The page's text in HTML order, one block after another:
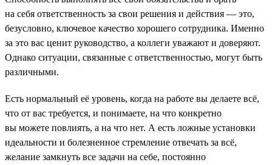
на себя ответственность за свои решения и действия — это,
безусловно, ключевое качество хорошего сотрудника. Именно
за это вас ценит руководство, а коллеги уважают и доверяют.
Однако ситуации, связанные с ответственностью, могут быть
различными.
Есть нормальный её уровень, когда на работе вы делаете всё,
что от вас требуется, и понимаете, на что конкретно
вы можете повлиять, а на что нет. А есть ложные установки
идеальности и болезненное стремление отвечать за всё,
желание замкнуть все задачи на себе, постоянно